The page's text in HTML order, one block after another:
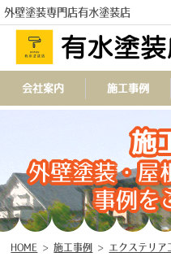
外壁塗装専門店有水塗装店
会社案内 施工事例
施
外壁塗装・屋
事例を
HOME > 施工事例 > エクステリア